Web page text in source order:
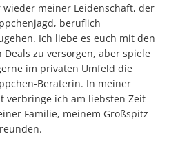
wieder meiner Leidenschaft, der
beruflich
Ich liebe es euch mit den
Deals zu versorgen, aber spiele
im privaten Umfeld die
Beraterin. In meiner
verbringe ich am liebsten Zeit
Familie, meinem Großspitz